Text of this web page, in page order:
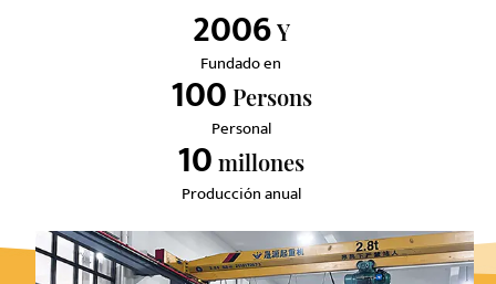
2006Y
Fundado en
100 Persons
Personal
10 Millones
Producción anual